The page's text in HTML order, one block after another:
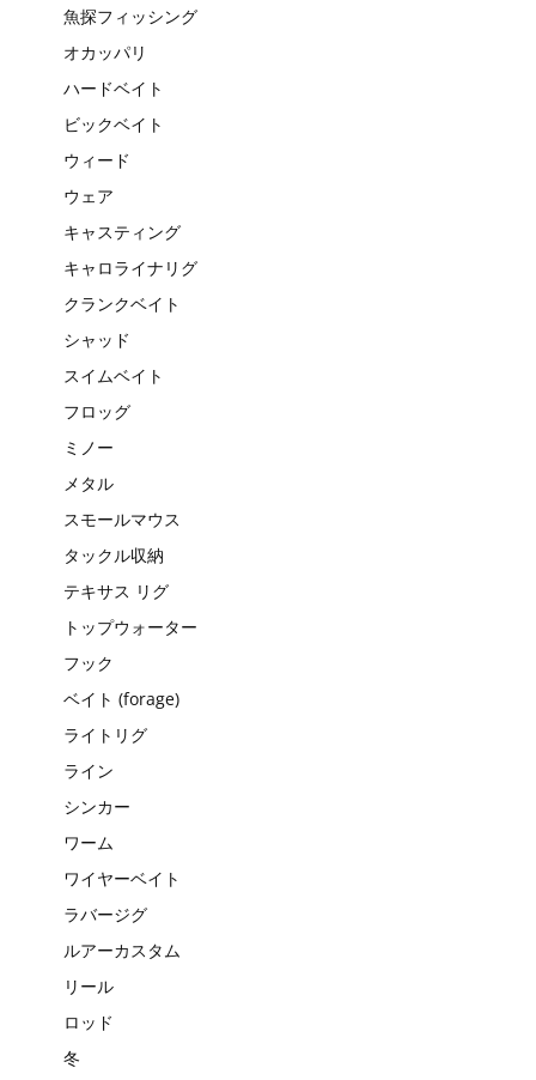
魚探フィッシング
オカッパリ
ハードベイト
ビックベイト
ウィード
ウェア
キャスティング
キャロライナリグ
クランクベイト
シャッド
スイムベイト
フロッグ
ミノー
メタル
スモールマウス
タックル収納
テキサス リグ
トップウォーター
フック
ベイト (forage)
ライトリグ
ライン
シンカー
ワーム
ワイヤーベイト
ラバージグ
ルアーカスタム
リール
ロッド
冬